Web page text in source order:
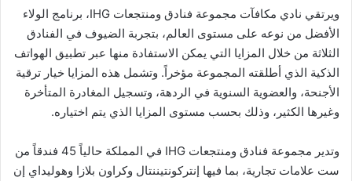
ويرتقي نادي مكافآت مجموعة فنادق ومنتجعات IHG، برنامج الولاء
الأفضل من نوعه على مستوى العالم، بتجربة الضيوف في الفنادق
الثلاثة من خلال المزايا التي يمكن الاستفادة منها عبر تطبيق الهواتف
الذكية الذي أطلقته المجموعة مؤخراً. وتشمل هذه المزايا خيار ترقية
الأجنحة، والعضوية السنوية في الردهة، وتسجيل المغادرة المتأخرة
وغيرها الكثير، وذلك بحسب مستوى المزايا الذي يتم اختياره.
وتدير مجموعة فنادق ومنتجعات IHG في المملكة حالياً 45 فندقاً من
ست علامات تجارية، بما فيها إنتركونتيننتال وكراون بلازا وهوليداي إن